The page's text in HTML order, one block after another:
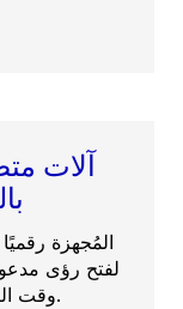
وقت التشغيل، ودفع الأداء الصناعي المستدام.